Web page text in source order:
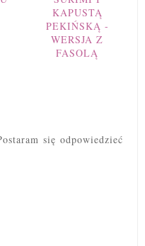
KAPUSTĄ
PEKIŃSKĄ -
WERSJA Z
FASOLĄ
się odpowiedzieć